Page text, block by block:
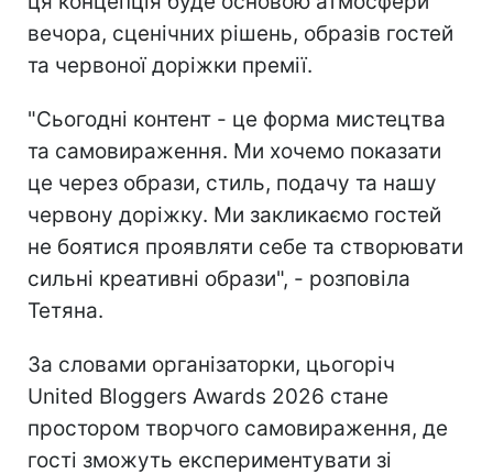
вечора, сценічних рішень, образів гостей
та червоної доріжки премії.
"Сьогодні контент - це форма мистецтва
та самовираження. Ми хочемо показати
це через образи, стиль, подачу та нашу
червону доріжку. Ми закликаємо гостей
не боятися проявляти себе та створювати
сильні креативні образи", - розповіла
Тетяна.
За словами організаторки, цьогоріч
United Bloggers Awards 2026 стане
простором творчого самовираження, де
гості зможуть експериментувати зі